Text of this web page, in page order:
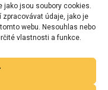
jako jsou soubory cookies.
údaje, jako je
webu. Nesouhlas nebo
vlastnosti a funkce.